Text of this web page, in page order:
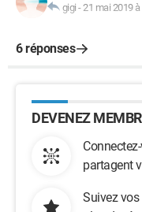
gigi -21 mai 2019 à
6 réponses
DEVENEZ
partagent
Suivez